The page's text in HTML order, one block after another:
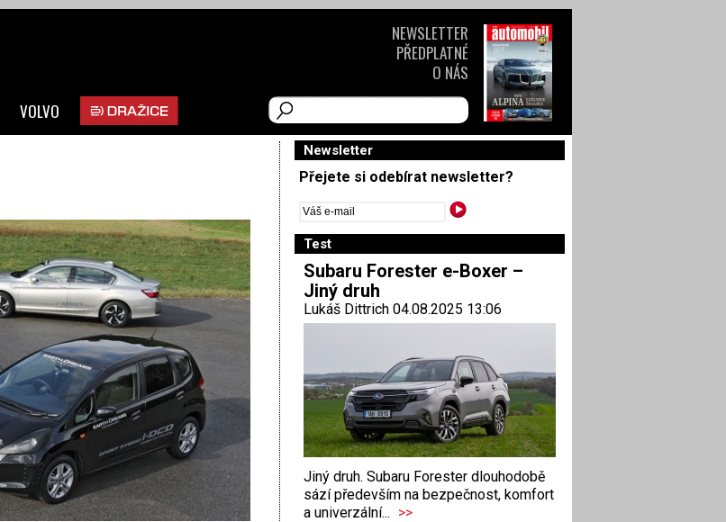
Newsletter
Přejete si odebírat newsletter?
Test
Subaru Forester e-Boxer –
Jiný druh
Lukáš Dittrich 04.08.2025 13:06
Jiný druh. Subaru Forester dlouhodobě
sází především na bezpečnost, komfort
a univerzální... >>
VOLVO
NEWSLETTER
PŘEDPLATNÉ
O NÁS